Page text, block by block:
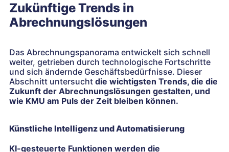
Zukünftige Trends in
Abrechnungslösungen
Das Abrechnungspanorama entwickelt sich schnell
weiter, getrieben durch technologische Fortschritte
und sich ändernde Geschäftsbedürfnisse. Dieser
Abschnitt untersucht die wichtigsten Trends, die die
Zukunft der Abrechnungslösungen gestalten, und
wie KMU am Puls der Zeit bleiben können.
Künstliche Intelligenz und Automatisierung
KI-gesteuerte Funktionen werden die